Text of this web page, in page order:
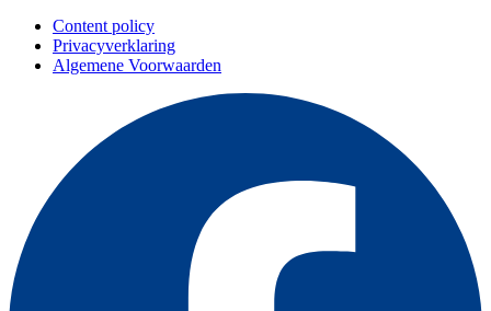
Content policy
Privacyverklaring
Algemene Voorwaarden